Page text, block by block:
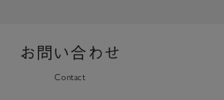
お問い合わせ
Contact